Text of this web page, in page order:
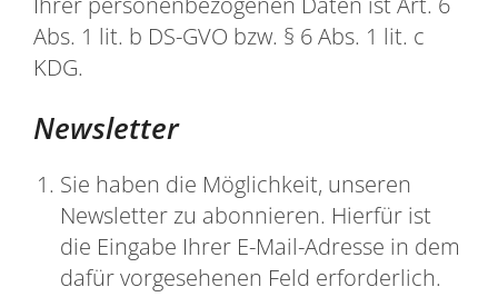
Abs. 1 lit. b DS-GVO bzw. § 6 Abs. 1 lit. c
KDG.
Newsletter
Sie haben die Möglichkeit, unseren
Newsletter zu abonnieren. Hierfür ist
die Eingabe Ihrer E-Mail-Adresse in dem
dafür vorgesehenen Feld erforderlich.